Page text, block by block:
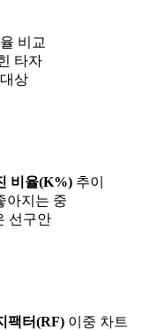
비교
타자
상
비율(K%) 추이
아지는 중
선구안
팩터(RF) 이중 차트